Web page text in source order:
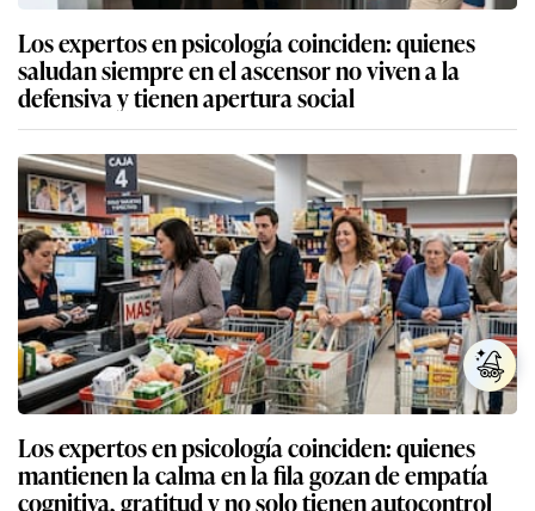
Los expertos en psicología coinciden: quienes
saludan siempre en el ascensor no viven a la
defensiva y tienen apertura social
Los expertos en psicología coinciden: quienes
mantienen la calma en la fila gozan de empatía
cognitiva, gratitud y no solo tienen autocontrol